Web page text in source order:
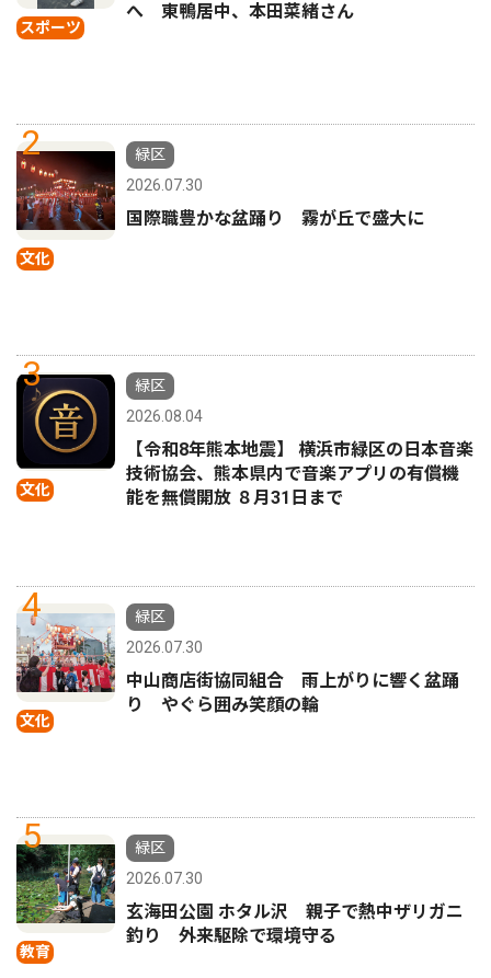
スポーツ
へ 東鴨居中、本田菜緒さん
2
文化
緑区
2026.07.30
国際職豊かな盆踊り 霧が丘で盛大に
3
文化
緑区
2026.08.04
【令和8年熊本地震】 横浜市緑区の日本音楽
技術協会、熊本県内で音楽アプリの有償機
能を無償開放 ８月31日まで
4
文化
緑区
2026.07.30
中山商店街協同組合 雨上がりに響く盆踊
り やぐら囲み笑顔の輪
5
教育
緑区
2026.07.30
玄海田公園 ホタル沢 親子で熱中ザリガニ
釣り 外来駆除で環境守る